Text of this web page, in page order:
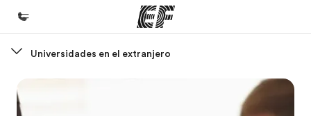
Bienvenido a EF
Universidades en el extranjero